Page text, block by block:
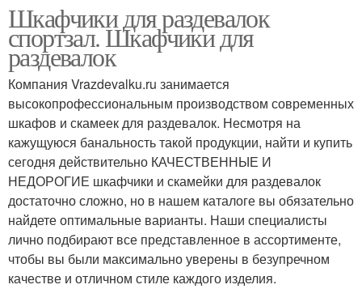
Шкафчики для раздевалок
спортзал. Шкафчики для
раздевалок
Компания Vrazdevalku.ru занимается
высокопрофессиональным производством современных
шкафов и скамеек для раздевалок. Несмотря на
кажущуюся банальность такой продукции, найти и купить
сегодня действительно КАЧЕСТВЕННЫЕ И
НЕДОРОГИЕ шкафчики и скамейки для раздевалок
достаточно сложно, но в нашем каталоге вы обязательно
найдете оптимальные варианты. Наши специалисты
лично подбирают все представленное в ассортименте,
чтобы вы были максимально уверены в безупречном
качестве и отличном стиле каждого изделия.